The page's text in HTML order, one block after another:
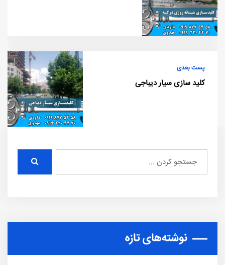
پست بعدی
کلید سازی سیار دیباجی
نوشته‌های تازه